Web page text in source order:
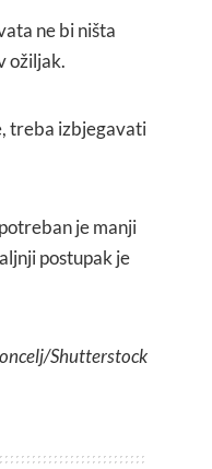
ne bi ništa
ožiljak.
treba izbjegavati
je manji
postupak je
Shutterstock